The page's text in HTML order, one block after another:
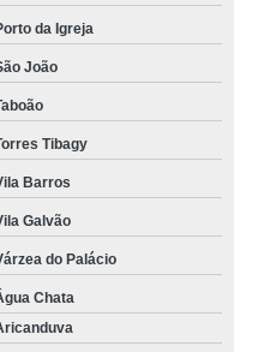
da Igreja
João
Tibagy
Barros
Galvão
do Palácio
Chata